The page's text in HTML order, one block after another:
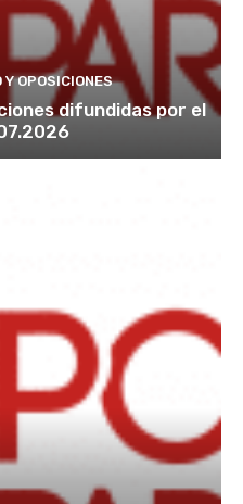
Y OPOSICIONES
difundidas por el